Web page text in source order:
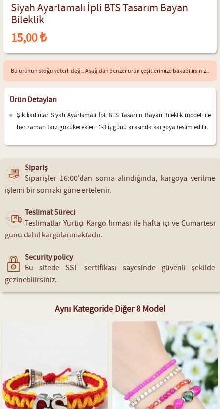
Siyah Ayarlamalı İpli BTS Tasarım Bayan
Bileklik
15,00 ₺
Bu ürünün stoğu yeterli değil. Aşağıdan benzer ürün çeşitlerimize bakabilirsiniz..
Ürün Detayları
Şık kadınlar Siyah Ayarlamalı İpli BTS Tasarım Bayan Bileklik modeli ile
her zaman tarz gözükecekler.. 1-3 iş günü arasında kargoya teslim edilir.
Sipariş
Siparişler 16:00'dan sonra alındığında, kargoya verilme
işlemi bir sonraki güne ertelenir.
Teslimat Süreci
Teslimatlar Yurtiçi Kargo firması ile hafta içi ve Cumartesi
günü dahil kargolanmaktadır.
Security policy
Bu sitede SSL sertifikası sayesinde güvenli şekilde
gezinebilirsiniz.
Aynı Kategoride Diğer 8 Model